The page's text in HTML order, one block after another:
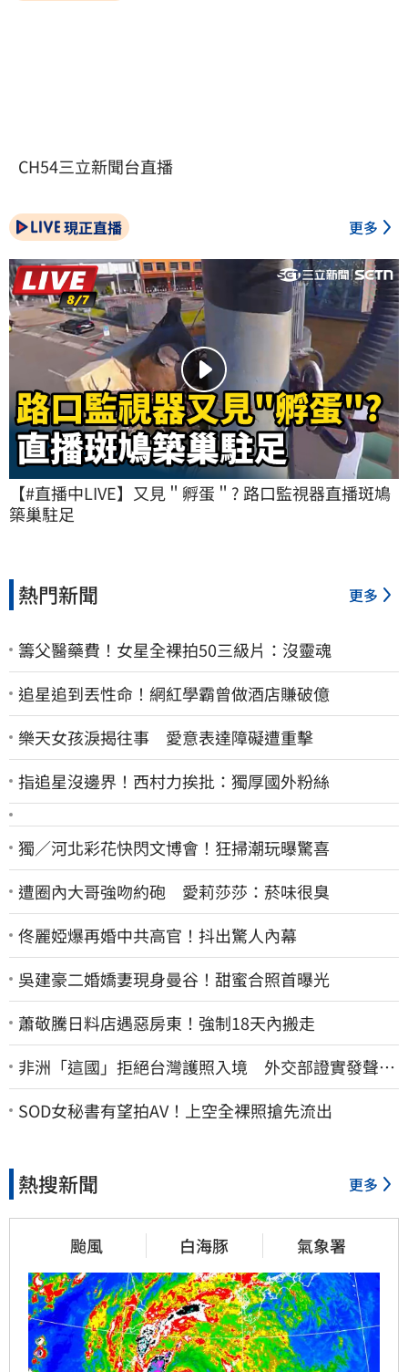
CH54三立新聞台直播
現正直播 更多
【#直播中LIVE】又見＂孵蛋＂? 路口監視器直播斑鳩
築巢駐足
熱門新聞 更多
籌父醫藥費！女星全裸拍50三級片：沒靈魂
追星追到丟性命！網紅學霸曾做酒店賺破億
樂天女孩淚揭往事 愛意表達障礙遭重擊
指追星沒邊界！西村力挨批：獨厚國外粉絲
獨／河北彩花快閃文博會！狂掃潮玩曝驚喜
遭圈內大哥強吻約砲 愛莉莎莎：菸味很臭
佟麗婭爆再婚中共高官！抖出驚人內幕
吳建豪二婚嬌妻現身曼谷！甜蜜合照首曝光
蕭敬騰日料店遇惡房東！強制18天內搬走
非洲「這國」拒絕台灣護照入境 外交部證實發聲
了：持續交涉聯繫
SOD女秘書有望拍AV！上空全裸照搶先流出
熱搜新聞 更多
颱風 白海豚 氣象署